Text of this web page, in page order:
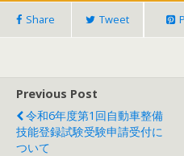
Share Tweet
Previous Post
令和6年度第1回自動車整備
技能登録試験受験申請受付に
ついて